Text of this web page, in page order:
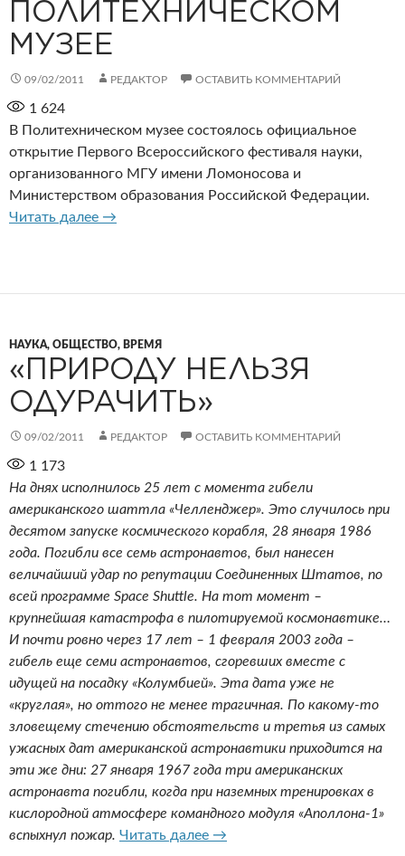
ПОЛИТЕХНИЧЕСКОМ
МУЗЕЕ
09/02/2011 РЕДАКТОР ОСТАВИТЬ КОММЕНТАРИЙ
1 624
В Политехническом музее состоялось официальное
открытие Первого Всероссийского фестиваля науки,
организованного МГУ имени Ломоносова и
Министерством образования Российской Федерации.
Читать далее Первый Всероссийский фестиваль науки в
→
НАУКА, ОБЩЕСТВО, ВРЕМЯ
«ПРИРОДУ НЕЛЬЗЯ
ОДУРАЧИТЬ»
09/02/2011 РЕДАКТОР ОСТАВИТЬ КОММЕНТАРИЙ
1 173
На днях исполнилось 25 лет с момента гибели
американского шаттла «Челленджер». Это случилось при
десятом запуске космического корабля, 28 января 1986
года. Погибли все семь астронавтов, был нанесен
величайший удар по репутации Соединенных Штатов, по
всей программе Space Shuttle. На тот момент –
крупнейшая катастрофа в пилотируемой космонавтике…
И почти ровно через 17 лет – 1 февраля 2003 года –
гибель еще семи астронавтов, сгоревших вместе с
идущей на посадку «Колумбией». Эта дата уже не
«круглая», но оттого не менее трагичная. По какому-то
зловещему стечению обстоятельств и третья из самых
ужасных дат американской астронавтики приходится на
эти же дни: 27 января 1967 года три американских
астронавта погибли, когда при наземных тренировках в
кислородной атмосфере командного модуля «Аполлона-1»
вспыхнул пожар. Читать далее «Природу нельзя одурачить»
→